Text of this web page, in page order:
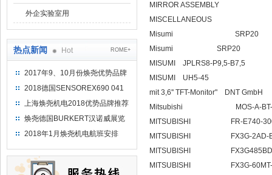
外企实验室用
热点新闻 Hot ROME+
2017年9、10月份焕尧优势品牌
推荐
2018德国SENSOREX690 041
415 D
上海焕尧机电2018优势品牌推荐
焕尧德国BURKERT汉诺威展览
（2018）
2018年1月焕尧机电航班安排
MIRROR ASSEMBLY
MISCELLANEOUS
Misumi SRP20
Misumi SRP20
MISUMI JPLRS8-P9,5-B7,5
MISUMI UH5-45
mit 3,6'' TFT-Monitor"
Mitsubishi MOS-A-BT-2
MITSUBISHI FR-E740-300-
MITSUBISHI FX3G-2AD-
MITSUBISHI
MITSUBISHI FX3G-60MT-